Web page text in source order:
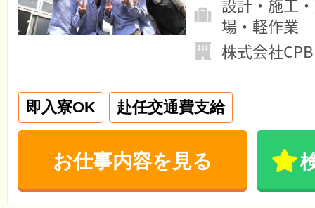
場・軽作業
株式会社CPB
即入寮OK 赴任交通費支給
お仕事内容を見る